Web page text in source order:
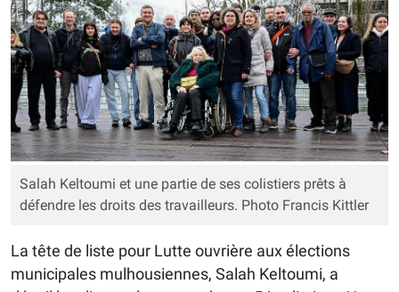
Salah Keltoumi et une partie de ses colistiers prêts à
défendre les droits des travailleurs. Photo Francis Kittler
La tête de liste pour Lutte ouvrière aux élections
municipales mulhousiennes, Salah Keltoumi, a